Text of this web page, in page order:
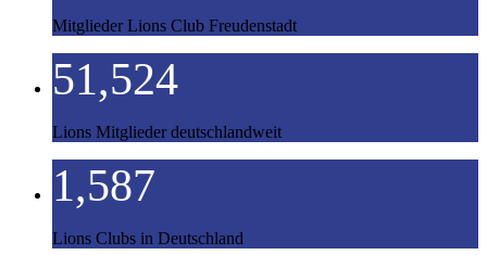
Mitglieder Lions Club Freudenstadt
51,524
Lions Mitglieder deutschlandweit
1,587
Lions Clubs in Deutschland